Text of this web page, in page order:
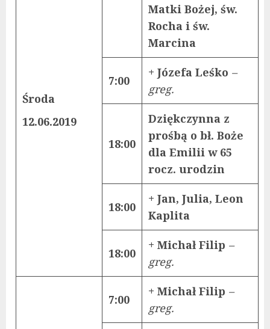
Środa
12.06.2019
Matki Bożej, św.
Rocha i św.
Marcina
7:00
+ Józefa Leśko –
greg.
18:00
Dziękczynna z
prośbą o bł. Boże
dla Emilii w 65
rocz. urodzin
18:00
+ Jan, Julia, Leon
Kaplita
18:00
+ Michał Filip –
greg.
7:00
+ Michał Filip –
greg.